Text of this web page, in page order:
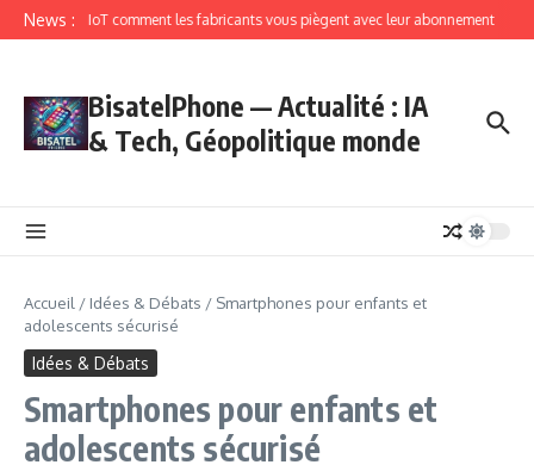
News : IoT comment les fabricants vous piègent avec leur abonnement
BisatelPhone — Actualité : IA
& Tech, Géopolitique monde
Accueil / Idées & Débats / Smartphones pour enfants et
adolescents sécurisé
Idées & Débats
Smartphones pour enfants et
adolescents sécurisé